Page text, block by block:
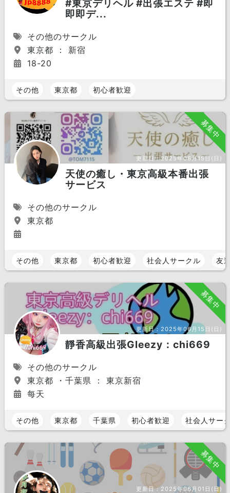
#東京デリヘル #出張エステ #即
即即デ...
その他のサークル
東京都 ： 新宿
18-20
その他 東京都 初心者歓迎
募集中
更新日：2025年06月15日(日)
天使の癒し・東京高級本番出張
サービス
その他のサークル
東京都
その他 東京都 初心者歓迎 社会人サークル 友
募集中
更新日：2025年06月15日(日)
靜香高級出張Gleezy：chi669
その他のサークル
東京都 ・千葉県 ： 東京新宿
每天
その他 東京都 千葉県 初心者歓迎 社会人サー
募集中
更新日： 2025年06月01日(日)